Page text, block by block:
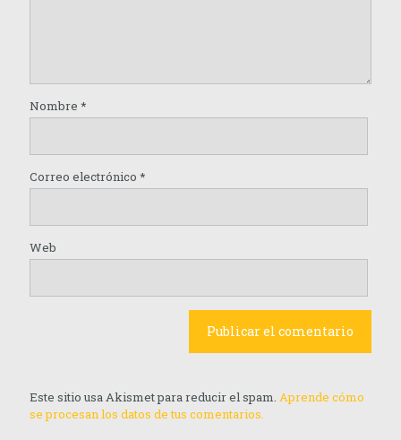
Nombre *
Correo electrónico *
Web
Este sitio usa Akismet para reducir el spam. Aprende cómo
se procesan los datos de tus comentarios.